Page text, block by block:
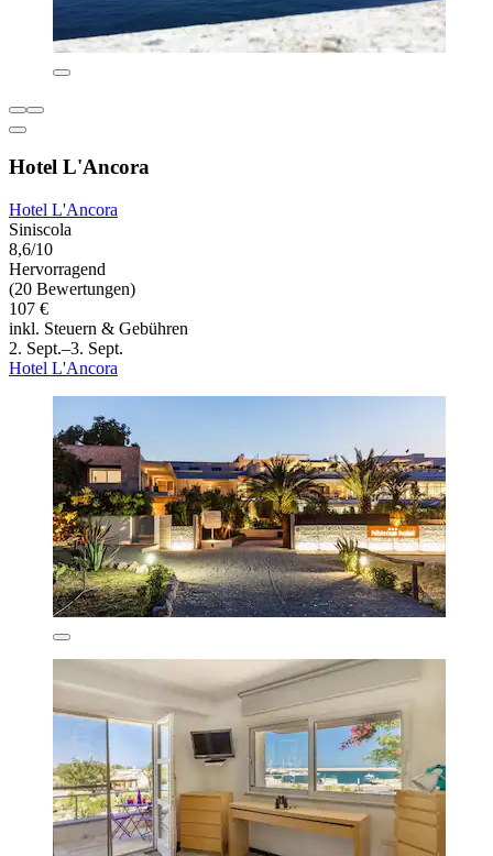
Hotel L'Ancora
Hotel L'Ancora
Siniscola
8,6/10
Hervorragend
(20 Bewertungen)
107 €
inkl. Steuern & Gebühren
2. Sept.–3. Sept.
Hotel L'Ancora